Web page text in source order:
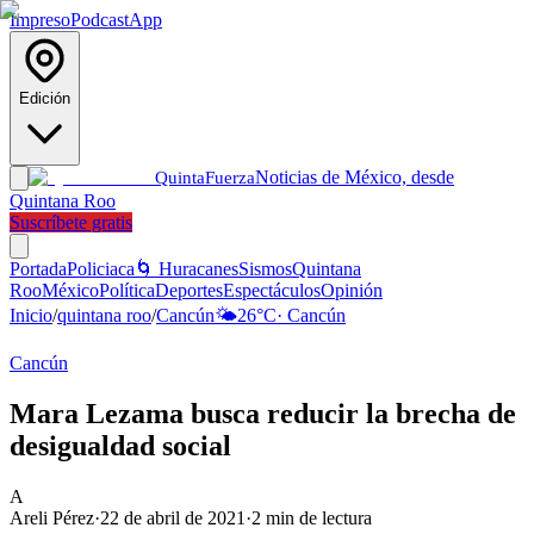
ImpresoPodcastApp
Edición
QuintaFuerzaNoticias de México, desde
Quintana Roo
Suscríbete gratis
PortadaPoliciaca 🌀 HuracanesSismosQuintana
RooMéxicoPolíticaDeportesEspectáculosOpinión
Inicio/quintana roo/Cancún🌤️26°C· Cancún
Cancún
Mara Lezama busca reducir la brecha de
desigualdad social
A
Areli Pérez·22 de abril de 2021 ·2 min de lectura